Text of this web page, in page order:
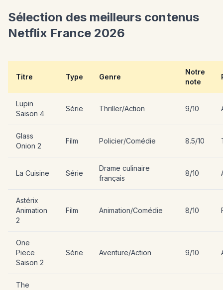
Sélection des meilleurs contenus
Netflix France 2026
Titre Type Genre
Notre
note
Lupin
Saison 4
Série Thriller/Action 9/10
Glass
Onion 2
Film Policier/Comédie 8.5/10
La Cuisine Série
Drame culinaire
français
8/10
Astérix
Animation
2
Film Animation/Comédie 8/10
One
Piece
Saison 2
Série Aventure/Action 9/10
The